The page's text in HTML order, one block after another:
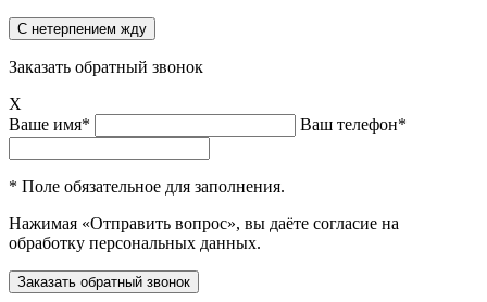
Заказать обратный звонок
X
Ваше имя*
Ваш телефон*
* Поле обязательное для заполнения.
Нажимая «Отправить вопрос», вы даёте согласие на
обработку персональных данных.